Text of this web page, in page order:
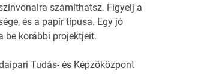
számíthatsz. Figyelj a
és a papír típusa. Egy jó
be korábbi projektjeit.
Tudás- és Képzőközpont